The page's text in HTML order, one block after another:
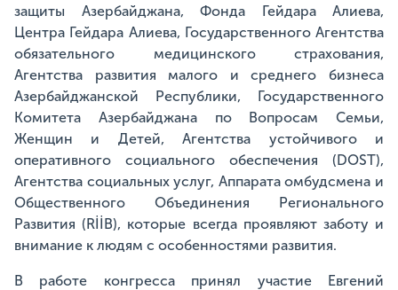
защиты Азербайджана, Фонда Гейдара Алиева,
Центра Гейдара Алиева, Государственного Агентства
обязательного медицинского страхования,
Агентства развития малого и среднего бизнеса
Азербайджанской Республики, Государственного
Комитета Азербайджана по Вопросам Семьи,
Женщин и Детей, Агентства устойчивого и
оперативного социального обеспечения (DOST),
Агентства социальных услуг, Аппарата омбудсмена и
Общественного Объединения Регионального
Развития (RİİB), которые всегда проявляют заботу и
внимание к людям с особенностями развития.
В работе конгресса принял участие Евгений